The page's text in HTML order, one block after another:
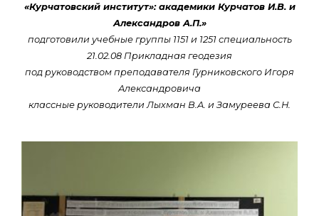
«Курчатовский институт»: академики Курчатов И.В. и
Александров А.П.»
подготовили учебные группы 1151 и 1251 специальность
21.02.08 Прикладная геодезия
под руководством преподавателя Гурниковского Игоря
Александровича
классные руководители Лыхман В.А. и Замуреева С.Н.